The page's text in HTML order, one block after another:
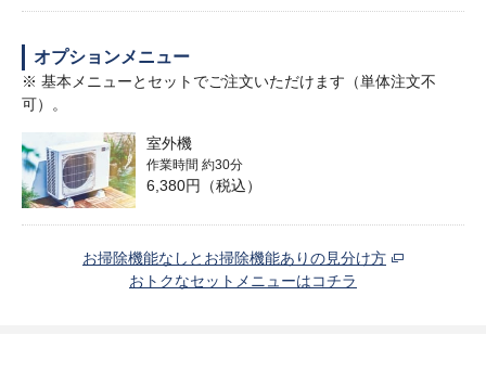
オプションメニュー
※ 基本メニューとセットでご注文いただけます（単体注文不
可）。
室外機
作業時間 約30分
6,380円（税込）
お掃除機能なしとお掃除機能ありの見分け方
おトクなセットメニューはコチラ